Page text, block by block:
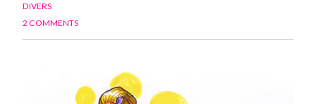
DIVERS
2 COMMENTS